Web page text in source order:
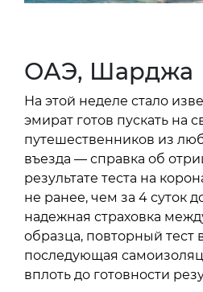
ОАЭ, Шарджа
На этой неделе стало
эмират готов пускать на
путешественников из
въезда — справка об
результате теста на
не ранее, чем за 4 суток
надежная страховка
образца, повторный тест
последующая
вплоть до готовности